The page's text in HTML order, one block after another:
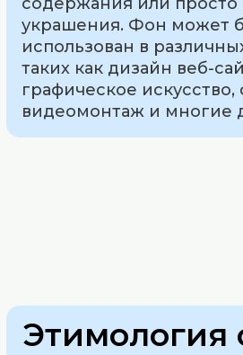
украшения. Фон может
использован в
таких как дизайн веб-
графическое
видеомонтаж и многие
Этимология